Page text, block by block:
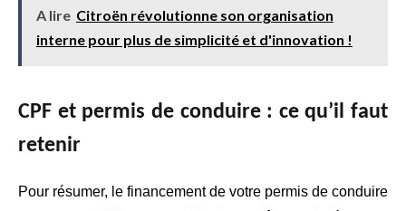
A lire Citroën révolutionne son organisation
interne pour plus de simplicité et d'innovation !
CPF et permis de conduire : ce qu’il faut
retenir
Pour résumer, le financement de votre permis de conduire